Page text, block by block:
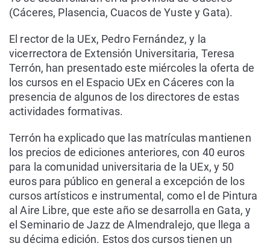
(Cáceres, Plasencia, Cuacos de Yuste y Gata).
El rector de la UEx, Pedro Fernández, y la
vicerrectora de Extensión Universitaria, Teresa
Terrón, han presentado este miércoles la oferta de
los cursos en el Espacio UEx en Cáceres con la
presencia de algunos de los directores de estas
actividades formativas.
Terrón ha explicado que las matrículas mantienen
los precios de ediciones anteriores, con 40 euros
para la comunidad universitaria de la UEx, y 50
euros para público en general a excepción de los
cursos artísticos e instrumental, como el de Pintura
al Aire Libre, que este año se desarrolla en Gata, y
el Seminario de Jazz de Almendralejo, que llega a
su décima edición. Estos dos cursos tienen un